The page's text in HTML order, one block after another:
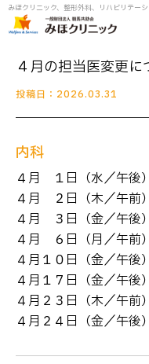
みほクリニック、整形外科、リハビリテー
４月の担当医変更に
投稿日：2026.03.31
内科
４月 １日（水／
４月 ２日（木／
４月 ３日（金／午
４月 ６日（月／午
４月１０日（金／午
４月１７日（金／午
４月２３日（木／
４月２４日（金／午